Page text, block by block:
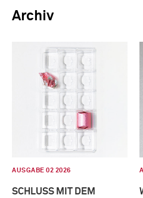
Archiv
AUSGABE 02 2026
SCHLUSS MIT DEM